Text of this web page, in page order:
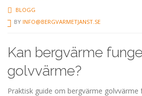
BLOGG
BY INFO@BERGVARMETJANST.SE
Kan bergvärme
golvvärme?
Praktisk guide om bergvärme